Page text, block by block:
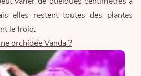
elles restent toutes des plantes
le froid.
orchidée Vanda ?